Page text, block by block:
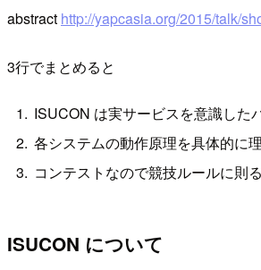
abstract http://yapcasia.org/2015/talk/
3行でまとめると
ISUCON は実サービスを意識した
各システムの動作原理を具体的に
コンテストなので競技ルールに則
ISUCON について